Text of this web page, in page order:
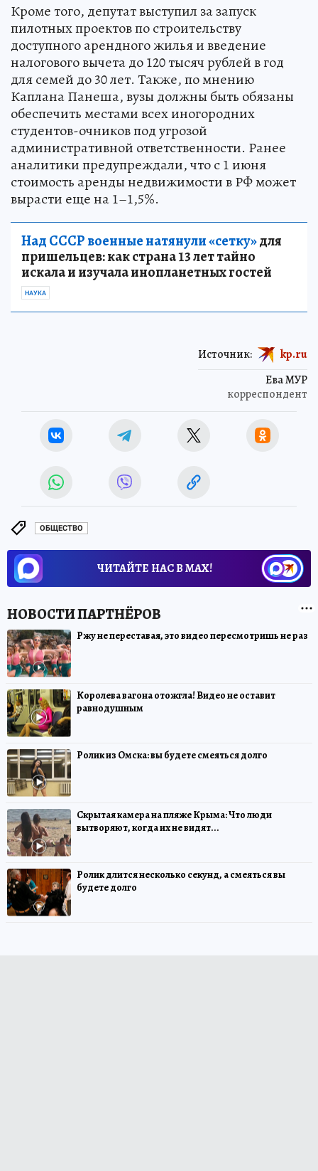
Кроме того, депутат выступил за запуск
пилотных проектов по строительству
доступного арендного жилья и введение
налогового вычета до 120 тысяч рублей в год
для семей до 30 лет. Также, по мнению
Каплана Панеша, вузы должны быть обязаны
обеспечить местами всех иногородних
студентов-очников под угрозой
административной ответственности. Ранее
аналитики предупреждали, что с 1 июня
стоимость аренды недвижимости в РФ может
вырасти еще на 1–1,5%.
Над СССР военные натянули «сетку»для
пришельцев: как страна 13 лет тайно
искала и изучала инопланетных гостей
НАУКА
Ева МУР
корреспондент
Источник: kp.ru
ОБЩЕСТВО
ЧИТАЙТЕ НАС В МАХ!
Ржу не переставая, это видео пересмотришь не раз
Королева вагона отожгла! Видео не оставит
равнодушным
Ролик из Омска: вы будете смеяться долго
Скрытая камера на пляже Крыма: Что люди
вытворяют, когда их не видят...
Ролик длится несколько секунд, а смеяться вы
будете долго